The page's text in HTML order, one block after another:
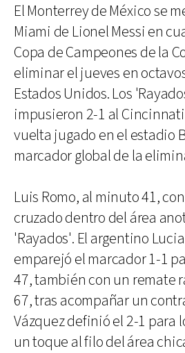
El Monterrey de México se
Miami de Lionel Messi en
Copa de Campeones de la
eliminar el jueves en
Estados Unidos. Los
impusieron 2-1 al
vuelta jugado en el estadio
marcador global de la
Luis Romo, al minuto 41,
cruzado dentro del área
'Rayados'. El argentino
emparejó el marcador 1-1
47, también con un remate
67, tras acompañar un
Vázquez definió el 2-1 para
un toque al filo del área